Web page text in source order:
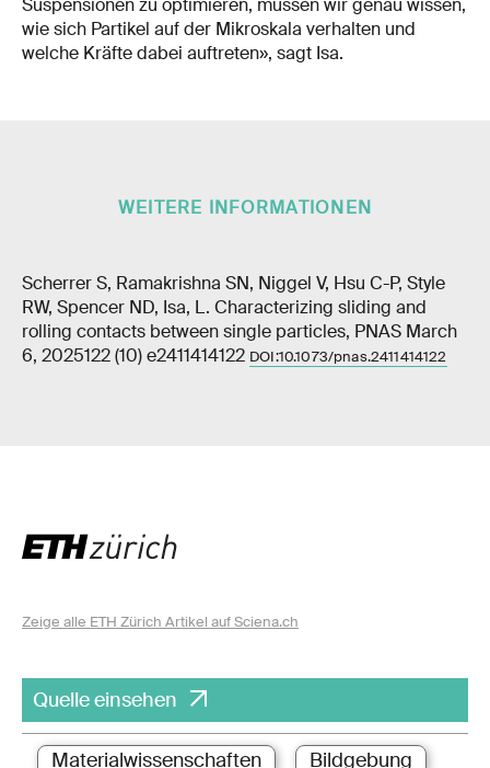
Suspensionen zu optimieren, müssen wir genau wissen,
wie sich Partikel auf der Mikroskala verhalten und
welche Kräfte dabei auftreten», sagt Isa.
WEITERE INFORMATIONEN
Scherrer S, Ramakrishna SN, Niggel V, Hsu C-P, Style
RW, Spencer ND, Isa, L. Characterizing sliding and
rolling contacts between single particles, PNAS March
6, 2025122 (10) e2411414122 DOI:10.1073/pnas.2411414122
Zeige alle ETH Zürich Artikel auf Sciena.ch
Quelle einsehen
Materialwissenschaften
Bildgebung